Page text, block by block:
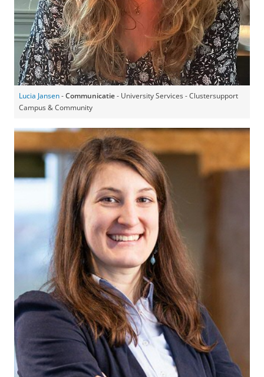
Lucia Jansen-Communicatie- University Services - Clustersupport
Campus & Community